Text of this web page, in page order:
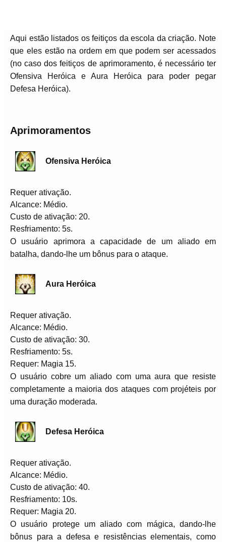
Aqui estão listados os feitiços da escola da criação. Note
que eles estão na ordem em que podem ser acessados
(no caso dos feitiços de aprimoramento, é necessário ter
Ofensiva Heróica e Aura Heróica para poder pegar
Defesa Heróica).
Aprimoramentos
Ofensiva Heróica
Requer ativação.
Alcance: Médio.
Custo de ativação: 20.
Resfriamento: 5s.
O usuário aprimora a capacidade de um aliado em
batalha, dando-lhe um bônus para o ataque.
Aura Heróica
Requer ativação.
Alcance: Médio.
Custo de ativação: 30.
Resfriamento: 5s.
Requer: Magia 15.
O usuário cobre um aliado com uma aura que resiste
completamente a maioria dos ataques com projéteis por
uma duração moderada.
Defesa Heróica
Requer ativação.
Alcance: Médio.
Custo de ativação: 40.
Resfriamento: 10s.
Requer: Magia 20.
O usuário protege um aliado com mágica, dando-lhe
bônus para a defesa e resistências elementais, como